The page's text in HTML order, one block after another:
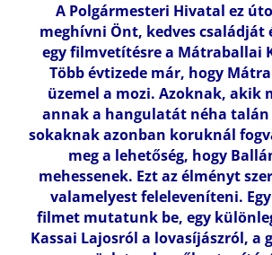
A Polgármesteri Hivatal ez
meghívni Önt, kedves családját
egy filmvetítésre a Mátraballai
Több évtizede már, hogy
üzemel a mozi. Azoknak, akik
annak a hangulatát néha talán
sokaknak azonban koruknál
meg a lehetőség, hogy
mehessenek. Ezt az élményt
valamelyest feleleveníteni.
filmet mutatunk be, egy
Kassai Lajosról a lovasíjászról, a